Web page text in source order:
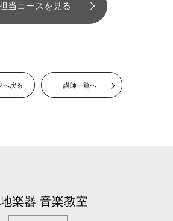
当コースを見る
へ戻る 講師一覧へ
楽器 音楽教室